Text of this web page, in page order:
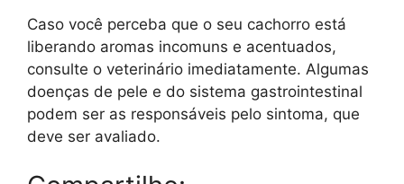
Caso você perceba que o seu cachorro está
liberando aromas incomuns e acentuados,
consulte o veterinário imediatamente. Algumas
doenças de pele e do sistema gastrointestinal
podem ser as responsáveis pelo sintoma, que
deve ser avaliado.